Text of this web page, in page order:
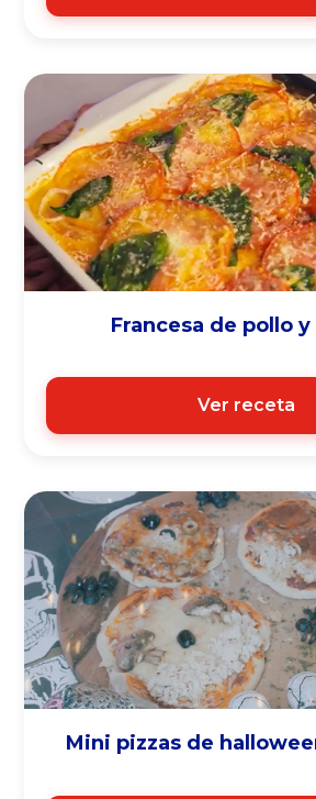
Francesa de pollo
Ver receta
Mini pizzas de